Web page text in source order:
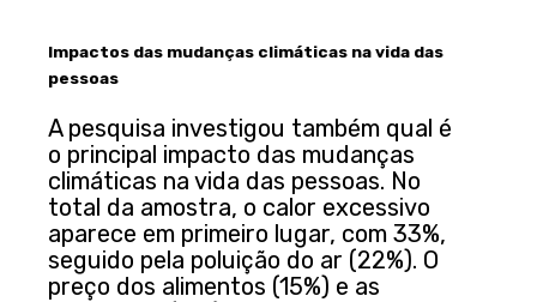
Impactos das mudanças climáticas na vida das
pessoas
A pesquisa investigou também qual é
o principal impacto das mudanças
climáticas na vida das pessoas. No
total da amostra, o calor excessivo
aparece em primeiro lugar, com 33%,
seguido pela poluição do ar (22%). O
preço dos alimentos (15%) e as